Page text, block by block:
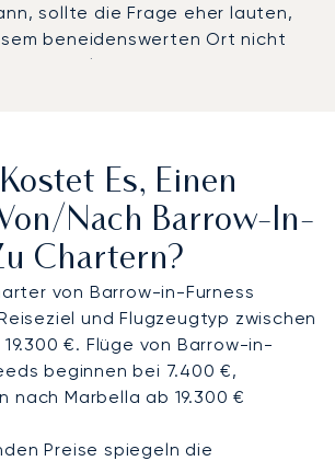
sollte die Frage eher lauten,
beneidenswerten Ort nicht
reichen von
Es, Einen
nach Barrow-In-
Chartern?
von Barrow-in-Furness
und Flugzeugtyp zwischen
€. Flüge von Barrow-in-
beginnen bei 7.400 €,
nach Marbella ab 19.300 €
Preise spiegeln die